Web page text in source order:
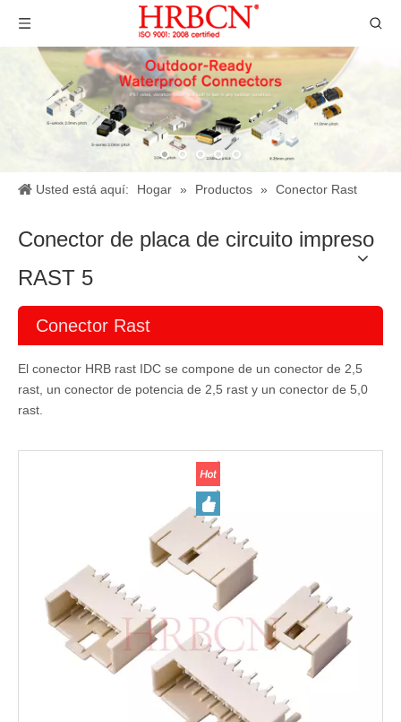
Usted está aquí: Hogar » Productos » Conector Rast
Conector de placa de circuito impreso
RAST 5
Conector Rast
El conector HRB rast IDC se compone de un conector de 2,5
rast, un conector de potencia de 2,5 rast y un conector de 5,0
rast.